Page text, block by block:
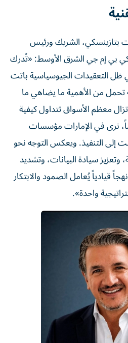
بتازينسكي، الشريك ورئيس
بي إم جي الشرق الأوسط: «تُدرك
ظل التعقيدات الجيوسياسية باتت
تحمل من الأهمية ما يضاهي ما
معظم الأسواق تتداول كيفية
نرى في الإمارات مؤسسات
إلى التنفيذ. ويعكس التوجه نحو
سيادة البيانات، وتشديد
قيادياً يُعامل الصمود والابتكار
واحدة».